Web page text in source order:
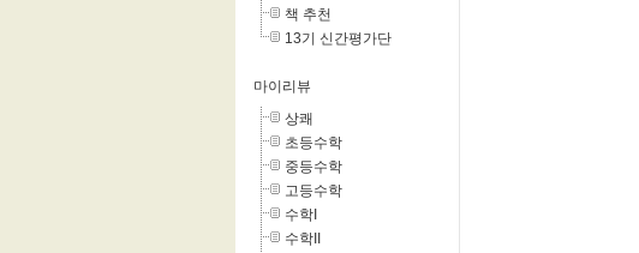
책 추천
13기 신간평가단
마이리뷰
상쾌
초등수학
중등수학
고등수학
수학I
수학II